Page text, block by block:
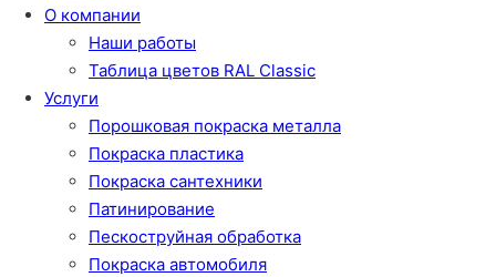
О компании
Наши работы
Таблица цветов RAL Classic
Услуги
Порошковая покраска металла
Покраска пластика
Покраска сантехники
Патинирование
Пескоструйная обработка
Покраска автомобиля